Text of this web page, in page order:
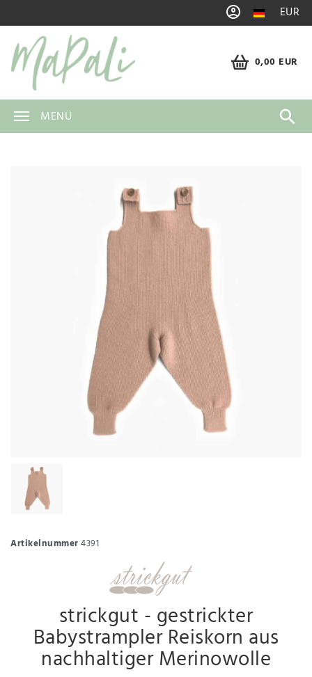
EUR
0,00 EUR
MENÜ
Artikelnummer4391
strickgut - gestrickter
Babystrampler Reiskorn aus
nachhaltiger Merinowolle